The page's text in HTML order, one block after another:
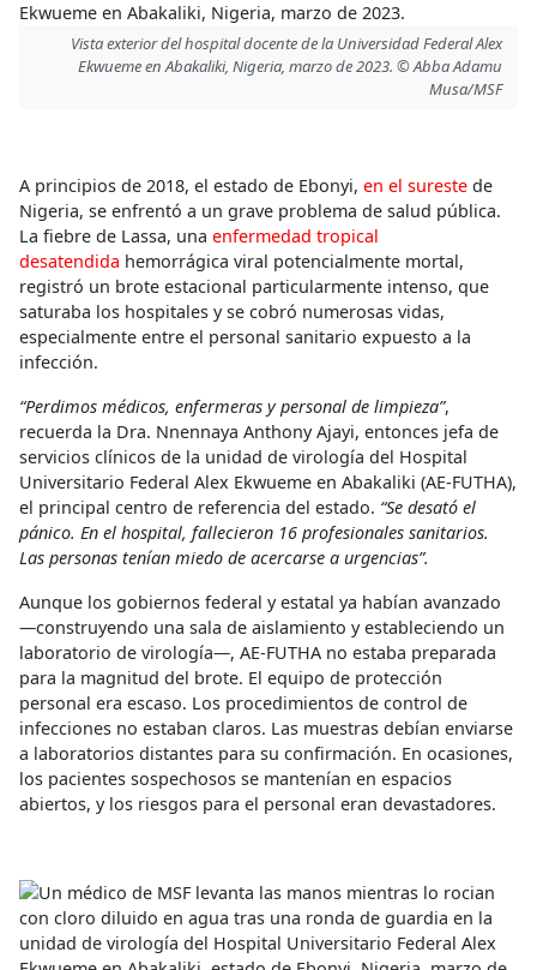
Vista exterior del hospital docente de la Universidad Federal Alex
Ekwueme en Abakaliki, Nigeria, marzo de 2023. © Abba Adamu
Musa/MSF
A principios de 2018, el estado de Ebonyi, en el sureste de
Nigeria, se enfrentó a un grave problema de salud pública.
La fiebre de Lassa, una enfermedad tropical
desatendida hemorrágica viral potencialmente mortal,
registró un brote estacional particularmente intenso, que
saturaba los hospitales y se cobró numerosas vidas,
especialmente entre el personal sanitario expuesto a la
infección.
“Perdimos médicos, enfermeras y personal de limpieza”,
recuerda la Dra. Nnennaya Anthony Ajayi, entonces jefa de
servicios clínicos de la unidad de virología del Hospital
Universitario Federal Alex Ekwueme en Abakaliki (AE-FUTHA),
el principal centro de referencia del estado. “Se desató el
pánico. En el hospital, fallecieron 16 profesionales sanitarios.
Las personas tenían miedo de acercarse a urgencias”.
Aunque los gobiernos federal y estatal ya habían avanzado
—construyendo una sala de aislamiento y estableciendo un
laboratorio de virología—, AE-FUTHA no estaba preparada
para la magnitud del brote. El equipo de protección
personal era escaso. Los procedimientos de control de
infecciones no estaban claros. Las muestras debían enviarse
a laboratorios distantes para su confirmación. En ocasiones,
los pacientes sospechosos se mantenían en espacios
abiertos, y los riesgos para el personal eran devastadores.